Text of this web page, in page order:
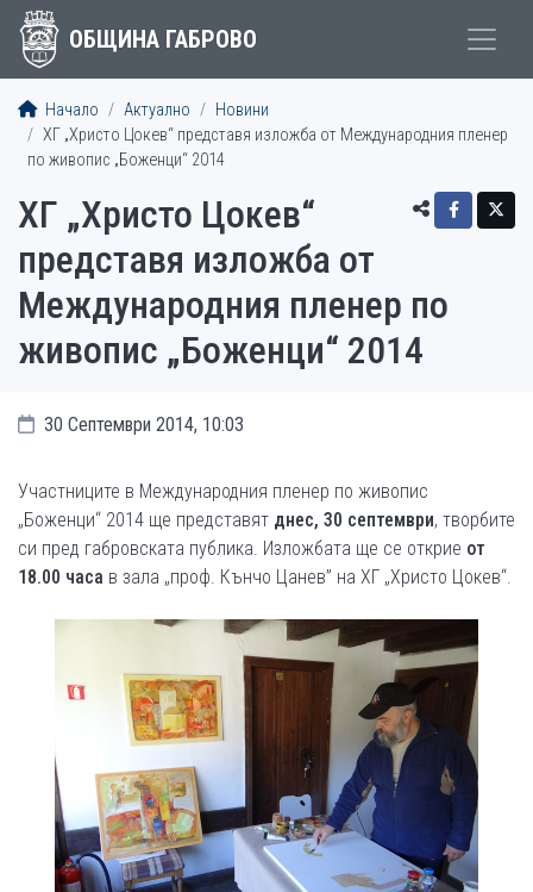
ОБЩИНА ГАБРОВО
Начало Актуално
Новини
ХГ „Христо Цокев“ представя изложба от Международния пленер
по живопис „Боженци“ 2014
ХГ „Христо Цокев“
представя изложба от
Международния пленер по
живопис „Боженци“ 2014
30 Септември 2014, 10:03
Участниците в Международния пленер по живопис
„Боженци“ 2014 ще представят днес, 30 септември, творбите
си пред габровската публика. Изложбата ще се открие от
18.00 часа в зала „проф. Кънчо Цанев” на ХГ „Христо Цокев“.